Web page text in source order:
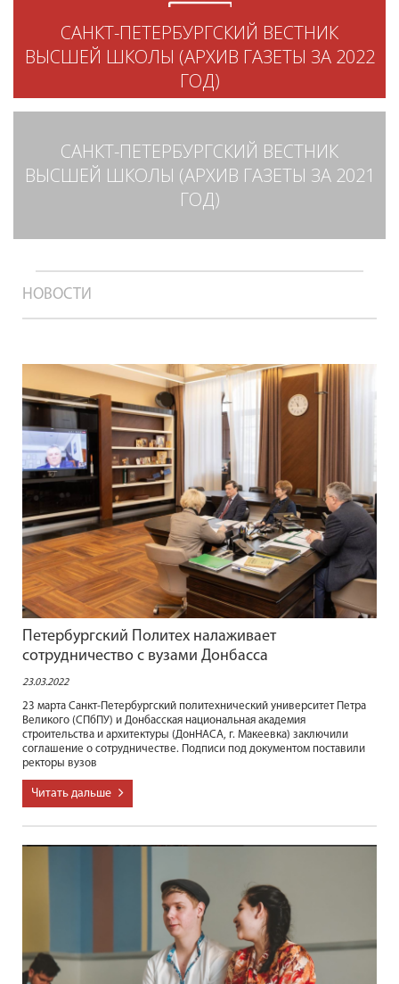
САНКТ-ПЕТЕРБУРГСКИЙ ВЕСТНИК
ВЫСШЕЙ ШКОЛЫ (АРХИВ ГАЗЕТЫ ЗА 2022
ГОД)
САНКТ-ПЕТЕРБУРГСКИЙ ВЕСТНИК
ВЫСШЕЙ ШКОЛЫ (АРХИВ ГАЗЕТЫ ЗА 2021
ГОД)
НОВОСТИ
Петербургский Политех налаживает
сотрудничество с вузами Донбасса
23.03.2022
23 марта Санкт-Петербургский политехнический университет Петра
Великого (СПбПУ) и Донбасская национальная академия
строительства и архитектуры (ДонНАСА, г. Макеевка) заключили
соглашение о сотрудничестве. Подписи под документом поставили
ректоры вузов
Читать дальше